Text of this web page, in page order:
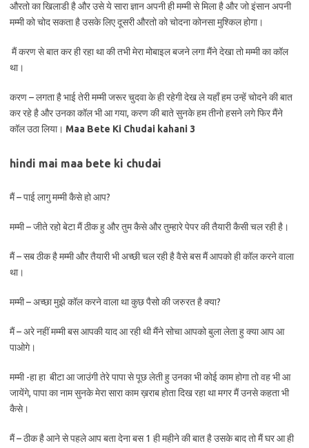
औरतो का खिलाडी है और उसे ये सारा ज्ञान अपनी ही मम्मी से मिला है और जो इंसान अपनी
मम्मी को चोद सकता है उसके लिए दूसरी औरतो को चोदना कोनसा मुश्किल होगा।
मैं करण से बात कर ही रहा था की तभी मेरा मोबाइल बजने लगा मैंने देखा तो मम्मी का कॉल
था।
करण – लगता है भाई तेरी मम्मी जरूर चुदवा के ही रहेगी देख ले यहाँ हम उन्हें चोदने की बात
कर रहे है और उनका कॉल भी आ गया, करण की बाते सुनके हम तीनो हसने लगे फिर मैंने
कॉल उठा लिया। Maa Bete Ki Chudai kahani 3
hindi mai maa bete ki chudai
मैं – पाई लागु मम्मी कैसे हो आप?
मम्मी – जीते रहो बेटा मैं ठीक हु और तुम कैसे और तुम्हारे पेपर की तैयारी कैसी चल रही है।
मैं – सब ठीक है मम्मी और तैयारी भी अच्छी चल रही है वैसे बस मैं आपको ही कॉल करने वाला
था।
मम्मी – अच्छा मुझे कॉल करने वाला था कुछ पैसो की जरुरत है क्या?
मैं – अरे नहीं मम्मी बस आपकी याद आ रही थी मैंने सोचा आपको बुला लेता हु क्या आप आ
पाओगे।
मम्मी -हा हा बीटा आ जाउंगी तेरे पापा से पूछ लेती हु उनका भी कोई काम होगा तो वह भी आ
जायेंगे, पापा का नाम सुनके मेरा सारा काम ख़राब होता दिख रहा था मगर मैं उनसे कहता भी
कैसे।
मैं – ठीक है आने से पहले आप बता देना बस 1 ही महीने की बात है उसके बाद तो मैं घर आ ही